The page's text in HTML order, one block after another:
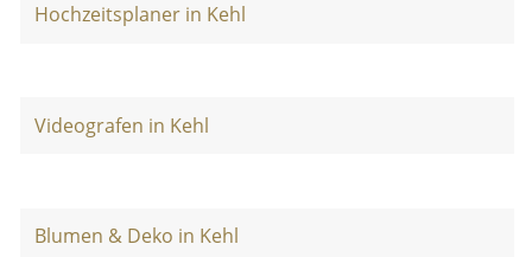
Hochzeitsplaner in Kehl
Videografen in Kehl
Blumen & Deko in Kehl